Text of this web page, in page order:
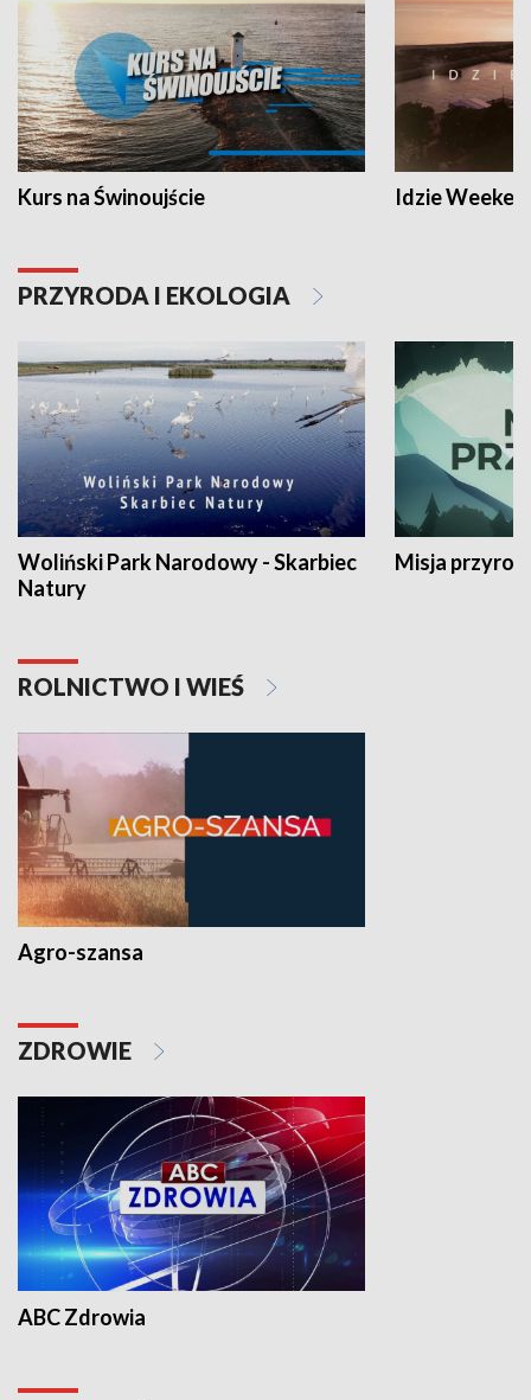
Kurs na Świnoujście Idzie
PRZYRODA I EKOLOGIA
Woliński Park Narodowy - Skarbiec
Natury
Misja
ROLNICTWO I WIEŚ
Agro-szansa
ZDROWIE
ABC Zdrowia